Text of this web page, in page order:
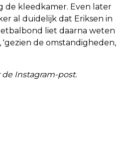
de kleedkamer. Even later
al duidelijk dat Eriksen in
liet daarna weten
'gezien de omstandigheden,
Instagram-post.